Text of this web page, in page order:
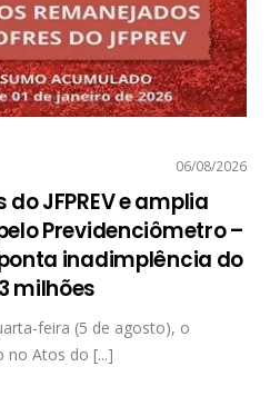
06/08/2026
JFPREV e amplia
Previdenciômetro –
inadimplência do
milhões
feira (5 de agosto), o
no Atos do [...]